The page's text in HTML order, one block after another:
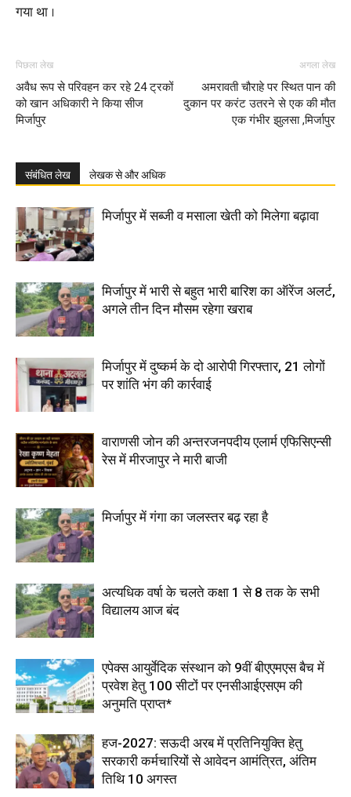
गया था ।
पिछला लेख
अवैध रूप से परिवहन कर रहे 24 ट्रकों
को खान अधिकारी ने किया सीज
मिर्जापुर
अगला लेख
अमरावती चौराहे पर स्थित पान की
दुकान पर करंट उतरने से एक की मौत
एक गंभीर झुलसा ,मिर्जापुर
संबंधित लेख लेखक से और अधिक
मिर्जापुर में सब्जी व मसाला खेती को मिलेगा बढ़ावा
मिर्जापुर में भारी से बहुत भारी बारिश का ऑरेंज अलर्ट,
अगले तीन दिन मौसम रहेगा खराब
मिर्जापुर में दुष्कर्म के दो आरोपी गिरफ्तार, 21 लोगों
पर शांति भंग की कार्रवाई
वाराणसी जोन की अन्तरजनपदीय एलार्म एफिसिएन्सी
रेस में मीरजापुर ने मारी बाजी
मिर्जापुर में गंगा का जलस्तर बढ़ रहा है
अत्यधिक वर्षा के चलते कक्षा 1 से 8 तक के सभी
विद्यालय आज बंद
एपेक्स आयुर्वेदिक संस्थान को 9वीं बीएएमएस बैच में
प्रवेश हेतु 100 सीटों पर एनसीआईएसएम की
अनुमति प्राप्त*
हज-2027: सऊदी अरब में प्रतिनियुक्ति हेतु
सरकारी कर्मचारियों से आवेदन आमंत्रित, अंतिम
तिथि 10 अगस्त